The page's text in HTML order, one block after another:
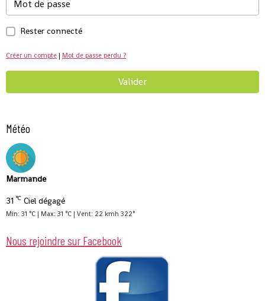
Rester connecté
Créer un compte | Mot de passe perdu ?
Valider
Météo
Marmande
31 °C Ciel dégagé
Min: 31 °C | Max: 31 °C | Vent: 22 kmh 322°
Nous rejoindre sur Facebook